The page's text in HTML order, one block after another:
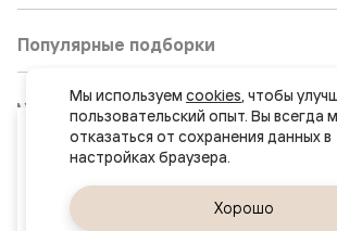
Ваш город
Воронеж
Популярные подборки
Клиентский центр:
Почта по общим
Обратный звонок
Мы используем cookies, чтобы
пользовательский опыт. Вы всегда
отказаться от сохранения данных в
Хорошо